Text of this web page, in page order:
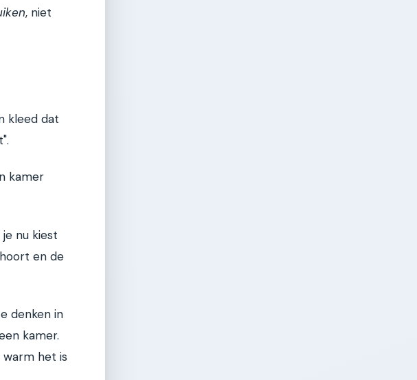
, niet
kleed dat
kamer
nu kiest
en de
denken in
kamer.
het is